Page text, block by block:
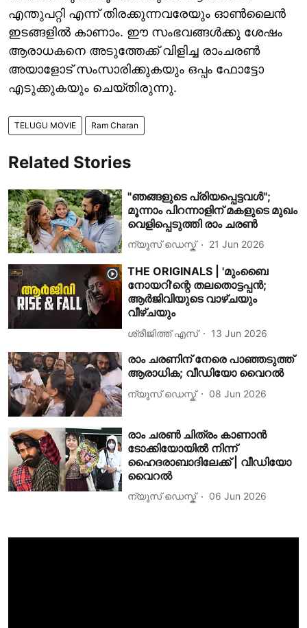
എന്തുപറ്റി എന്ന് തിരക്കുന്നവരേയും ഓൺലൈൻ
ഇടങ്ങളിൽ കാണാം. ഈ സംഭവങ്ങൾക്കു ശേഷം
ആരാധകനെ അടുത്തേക്ക് വിളിച്ച രാംചരൺ
അയാളോട് സംസാരിക്കുകയും ഒപ്പം ഫോട്ടോ
എടുക്കുകയും ചെയ്തിരുന്നു.
TELUGU MOVIE Ram Charan
Related Stories
"ഞങ്ങളുടെ പ്രിയപ്പെട്ടവൾ";
മൂന്നാം പിറന്നാളിന് മകളുടെ മുഖം
വെളിപ്പെടുത്തി രാം ചരൺ
ന്യൂസ് ഡെസ്ക് 21 Jun 2026
THE ORIGINALS | 'മുംബൈ
നോയറി'ന്റെ തലതൊട്ടപ്പൻ;
ആർജിവിയുടെ വാഴ്ചയും
വീഴ്ചയും
ശ്രീജിത്ത് എസ് 13 Jun 2026
രാം ചരണിന് നേരെ പാഞ്ഞടുത്ത്
ആരാധിക; വീഡിയോ വൈറൽ
ന്യൂസ് ഡെസ്ക് 08 Jun 2026
രാം ചരൺ ചിത്രം കാണാൻ
ടോക്കിയോയിൽ നിന്ന്
ഹൈദരാബാദിലേക്ക് | വീഡിയോ
വൈറൽ
ന്യൂസ് ഡെസ്ക് 06 Jun 2026